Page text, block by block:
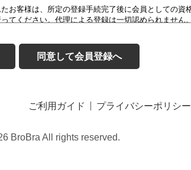
同意して会員登録へ
ご利用ガイド プライバシーポリシー
BroBra All rights reserved.